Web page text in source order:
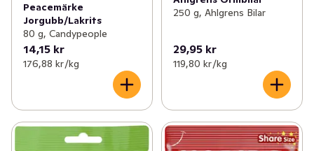
Peacemärke
Jorgubb/Lakrits
80 g, Candypeople
14,15 kr
176,88 kr /kg
250 g, Ahlgrens Bilar
29,95 kr
119,80 kr /kg